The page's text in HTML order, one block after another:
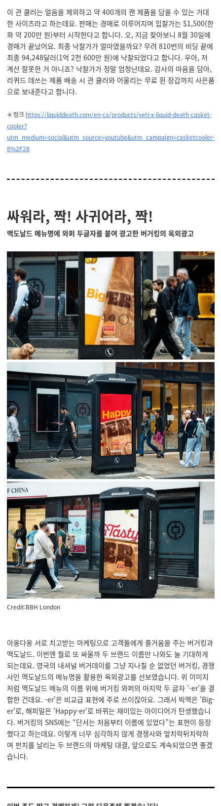
이 관 쿨러는 얼음을 제외하고 약 400개의 캔 제품을 담을 수 있는 거대
한 사이즈라고 하는데요. 판매는 경매로 이루어지며 입찰가는 $1,500(한
화 약 200만 원)부터 시작한다고 합니다. 오, 지금 찾아보니 8월 30일에
경매가 끝났어요. 최종 낙찰가가 얼마였을까요? 무려 810번의 비딩 끝에
최종 94,248달러(1억 2천 600만 원)에 낙찰되었다고 합니다. 우아, 저
계산 잘못한 거 아니죠? 낙찰가가 정말 엄청난데요. 감사의 마음을 담아,
리퀴드 데쓰는 제품 배송 시 관 쿨러와 어울리는 무료 흰 장갑까지 사은품
으로 보내준다고 합니다.
✳️ 링크 https://liquiddeath.com/en-ca/products/yeti-x-liquid-death-casket-
cooler?
utm_medium=social&utm_source=youtube&utm_campaign=casketcooler-
8%2F28
싸워라, 짝! 사귀어라, 짝!
맥도날드 메뉴명에 와퍼 두글자를 붙여 광고한 버거킹의 옥외광고
Credit:BBH London
아옹다옹 서로 치고받는 마케팅으로 고객들에게 즐거움을 주는 버거킹과
맥도날드. 이번엔 뭘로 또 싸울까 두 브랜드 이름만 나와도 늘 기대하게
되는데요. 영국의 내셔널 버거데이를 그냥 지나칠 순 없었던 버거킹, 경쟁
사인 맥도날드의 메뉴명을 활용한 옥외광고를 선보였습니다. 위 이미지
처럼 맥도날드 메뉴의 이름 위에 버거킹 와퍼의 마지막 두 글자 '-er'을 결
합한 건데요. -er'은 비교급 표현에 주로 쓰이잖아요. 그래서 빅맥은 'Big-
er'로, 해피밀은 'Happy-er'로 바뀌는 재미있는 아이디어가 탄생했습니
다. 버거킹의 SNS에는 “단서는 처음부터 이름에 있었다”는 표현이 등장
했다고 하는데요. 이렇게 너무 심각하지 않게 경쟁사와 엎치락뒤치락하
며 펀치를 날리는 두 브랜드의 마케팅 대결, 앞으로도 계속되었으면 좋겠
습니다.